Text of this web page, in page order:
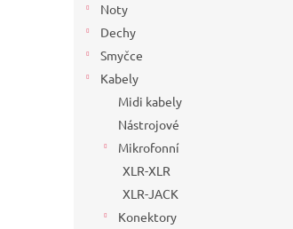
Noty
Dechy
Smyčce
Kabely
Midi kabely
Nástrojové
Mikrofonní
XLR-XLR
XLR-JACK
Konektory